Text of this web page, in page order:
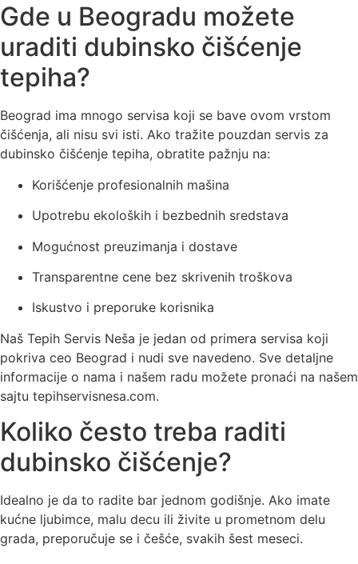
Gde u Beogradu možete
uraditi dubinsko čišćenje
tepiha?
Beograd ima mnogo servisa koji se bave ovom vrstom
čišćenja, ali nisu svi isti. Ako tražite pouzdan servis za
dubinsko čišćenje tepiha, obratite pažnju na:
Korišćenje profesionalnih mašina
Upotrebu ekoloških i bezbednih sredstava
Mogućnost preuzimanja i dostave
Transparentne cene bez skrivenih troškova
Iskustvo i preporuke korisnika
Naš Tepih Servis Neša je jedan od primera servisa koji
pokriva ceo Beograd i nudi sve navedeno. Sve detaljne
informacije o nama i našem radu možete pronaći na našem
sajtu tepihservisnesa.com.
Koliko često treba raditi
dubinsko čišćenje?
Idealno je da to radite bar jednom godišnje. Ako imate
kućne ljubimce, malu decu ili živite u prometnom delu
grada, preporučuje se i češće, svakih šest meseci.